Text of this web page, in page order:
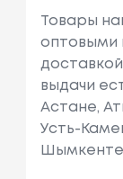
Товары
оптовыми
выдачи
Астане,
Усть-
Шымкенте